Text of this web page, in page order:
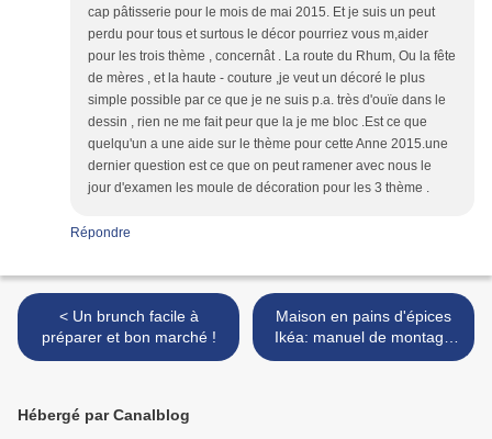
cap pâtisserie pour le mois de mai 2015. Et je suis un peut
perdu pour tous et surtous le décor pourriez vous m,aider
pour les trois thème , concernât . La route du Rhum, Ou la fête
de mères , et la haute - couture ,je veut un décoré le plus
simple possible par ce que je ne suis p.a. très d'ouïe dans le
dessin , rien ne me fait peur que la je me bloc .Est ce que
quelqu'un a une aide sur le thème pour cette Anne 2015.une
dernier question est ce que on peut ramener avec nous le
jour d'examen les moule de décoration pour les 3 thème .
Répondre
< Un brunch facile à
préparer et bon marché !
Maison en pains d'épices
Ikéa: manuel de montage
simplifié ! >
Hébergé par Canalblog